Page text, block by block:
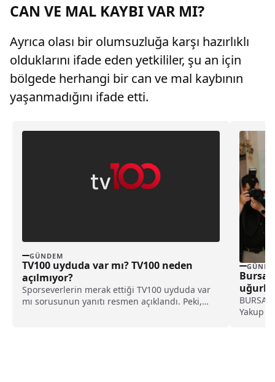
CAN VE MAL KAYBI VAR MI?
Ayrıca olası bir olumsuzluğa karşı hazırlıklı
olduklarını ifade eden yetkililer, şu an için
bölgede herhangi bir can ve mal kaybının
yaşanmadığını ifade etti.
GÜNDEM
TV100 uyduda var mı? TV100 neden
açılmıyor?
Sporseverlerin merak ettiği TV100 uyduda var
mı sorusunun yanıtı resmen açıklandı. Peki,
BURSA
Yakup